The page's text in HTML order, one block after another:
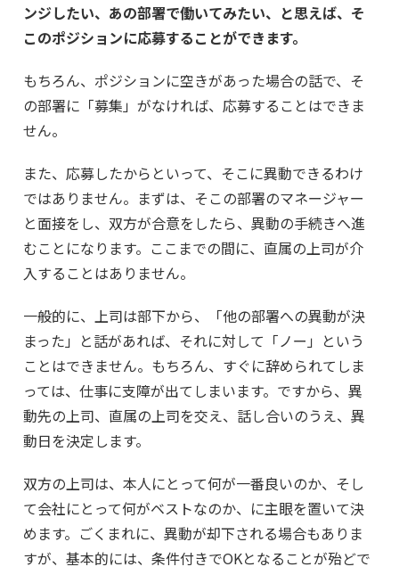
ンジしたい、あの部署で働いてみたい、と思えば、そ
このポジションに応募することができます。
もちろん、ポジションに空きがあった場合の話で、そ
の部署に「募集」がなければ、応募することはできま
せん。
また、応募したからといって、そこに異動できるわけ
ではありません。まずは、そこの部署のマネージャー
と面接をし、双方が合意をしたら、異動の手続きへ進
むことになります。ここまでの間に、直属の上司が介
入することはありません。
一般的に、上司は部下から、「他の部署への異動が決
まった」と話があれば、それに対して「ノー」という
ことはできません。もちろん、すぐに辞められてしま
っては、仕事に支障が出てしまいます。ですから、異
動先の上司、直属の上司を交え、話し合いのうえ、異
動日を決定します。
双方の上司は、本人にとって何が一番良いのか、そし
て会社にとって何がベストなのか、に主眼を置いて決
めます。ごくまれに、異動が却下される場合もありま
すが、基本的には、条件付きでOKとなることが殆どで